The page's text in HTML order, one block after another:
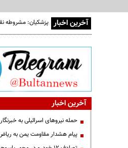
آخرین اخبار پزشکیان: مشروطه
آخرین اخبار
حمله نیروهای اسرائیلی به
پیام هشدار مقاومت یمن به